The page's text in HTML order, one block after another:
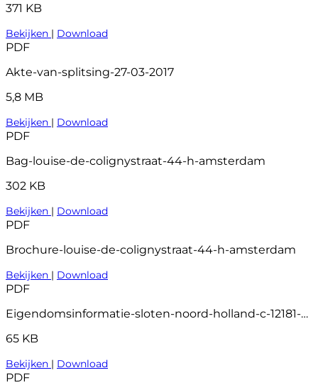
371 KB
Bekijken | Download
PDF
Akte-van-splitsing-27-03-2017
5,8 MB
Bekijken | Download
PDF
Bag-louise-de-colignystraat-44-h-amsterdam
302 KB
Bekijken | Download
PDF
Brochure-louise-de-colignystraat-44-h-amsterdam
Bekijken | Download
PDF
Eigendomsinformatie-sloten-noord-holland-c-12181-a11
65 KB
Bekijken | Download
PDF